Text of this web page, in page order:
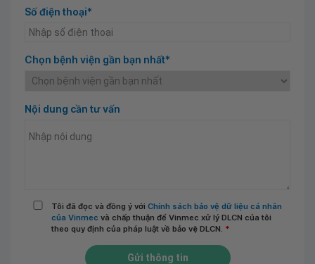
Số điện thoại*
Chọn bệnh viện gần bạn nhất*
Nội dung cần tư vấn
Tôi đã đọc và đồng ý với Chính sách bảo vệ dữ liệu cá nhân
của Vinmec và chấp thuận để Vinmec xử lý DLCN của tôi
theo quy định của pháp luật về bảo vệ DLCN. *
Gửi thông tin